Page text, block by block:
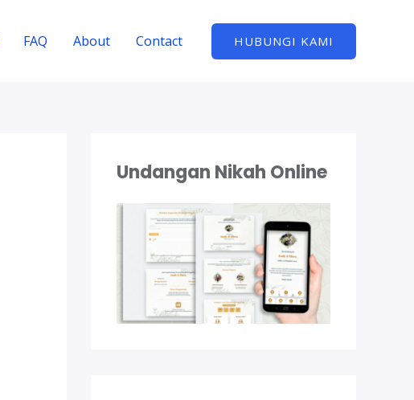
FAQ About Contact HUBUNGI KAMI
Undangan Nikah Online